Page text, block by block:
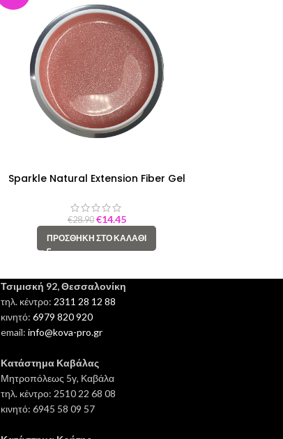
Sparkle Natural Extension Fiber Gel
€28.90 €14.45
ΠΡΟΣΘΉΚΗ ΣΤΟ ΚΑΛΆΘΙ
Τσιμισκή 92, Θεσσαλονίκη
τηλ. κέντρο: 2311 28 12 88
κινητό: 6979 820 920
email: info@kova-pro.gr
Κατάστημα Καβάλας
Μητροπόλεως 5γ, Καβάλα
τηλ. κέντρο: 2510 22 68 08
κινητό: 6945 58 09 57